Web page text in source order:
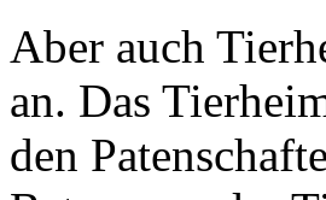
Aber auch
an. Das
den